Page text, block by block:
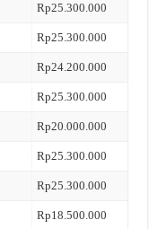
Rp25.300.000
Rp25.300.000
Rp24.200.000
Rp25.300.000
Rp20.000.000
Rp25.300.000
Rp25.300.000
Rp18.500.000